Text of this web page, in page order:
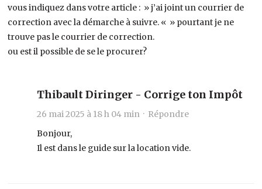
vous indiquez dans votre article : » j’ai joint un courrier de
correction avec la démarche à suivre. « » pourtant je ne
trouve pas le courrier de correction.
ou est il possible de se le procurer?
Thibault Diringer - Corrige ton Impôt
26 mai 2025 à 18 h 04 min · Répondre
Bonjour,
Il est dans le guide sur la location vide.